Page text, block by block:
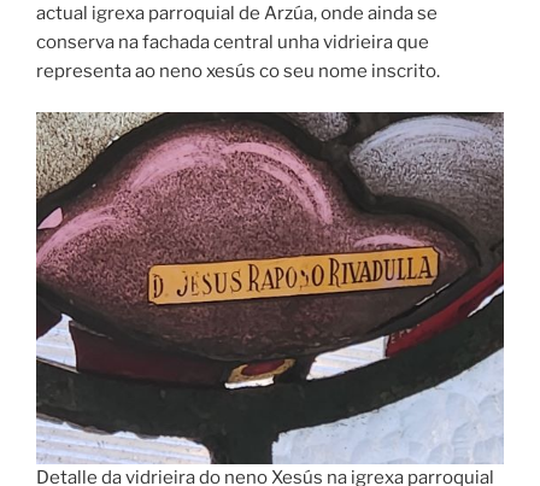
actual igrexa parroquial de Arzúa, onde ainda se
conserva na fachada central unha vidrieira que
representa ao neno xesús co seu nome inscrito.
Detalle da vidrieira do neno Xesús na igrexa parroquial